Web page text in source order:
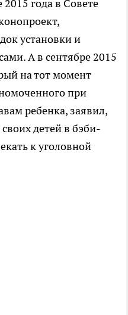
2015 года в Совете
установки и
А в сентябре 2015
на тот момент
при
ребенка, заявил,
детей в бэби-
к уголовной